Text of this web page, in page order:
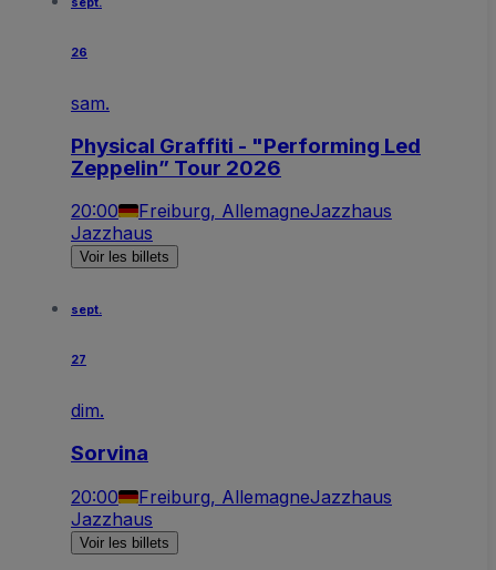
26
sam.
Physical Graffiti - "Performing Led
Zeppelin” Tour 2026
20:00 Freiburg, AllemagneJazzhaus
Jazzhaus
Voir les billets
sept.
27
dim.
Sorvina
20:00 Freiburg, AllemagneJazzhaus
Jazzhaus
Voir les billets